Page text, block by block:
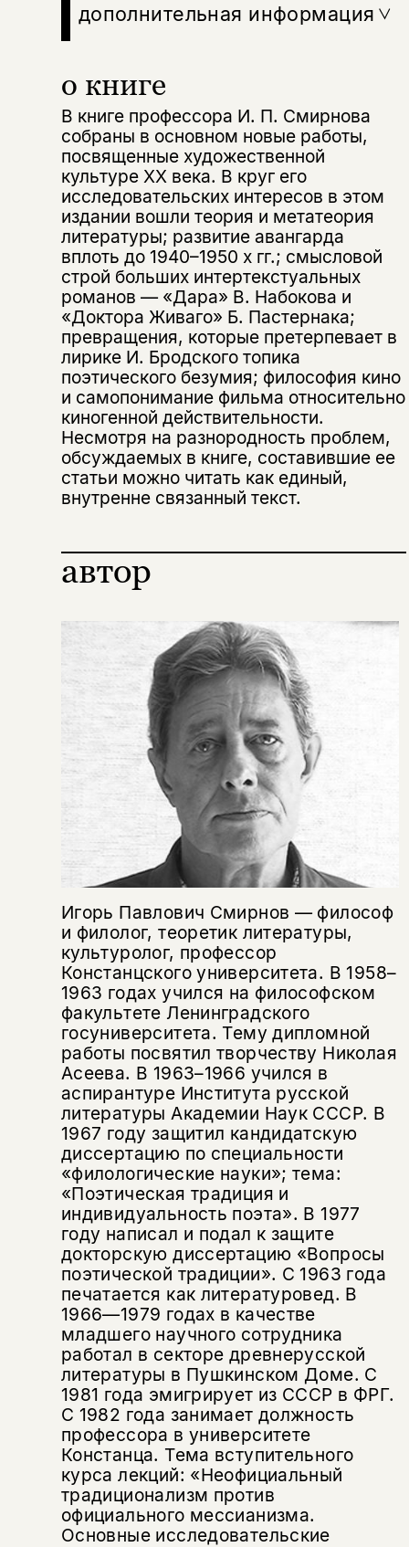
о книге
В книге профессора И. П. Смирнова
собраны в основном новые работы,
посвященные художественной
культуре ХХ века. В круг его
исследовательских интересов в этом
издании вошли теория и метатеория
литературы; развитие авангарда
вплоть до 1940–1950 х гг.; смысловой
строй больших интертекстуальных
романов — «Дара» В. Набокова и
«Доктора Живаго» Б. Пастернака;
превращения, которые претерпевает в
лирике И. Бродского топика
поэтического безумия; философия кино
и самопонимание фильма относительно
киногенной действительности.
Несмотря на разнородность проблем,
обсуждаемых в книге, составившие ее
статьи можно читать как единый,
внутренне связанный текст.
дополнительная информация
автор
Игорь Павлович Смирнов — философ
и филолог, теоретик литературы,
культуролог, профессор
Констанцского университета. В 1958–
1963 годах учился на философском
факультете Ленинградского
госуниверситета. Тему дипломной
работы посвятил творчеству Николая
Асеева. В 1963–1966 учился в
аспирантуре Института русской
литературы Академии Наук СССР. В
1967 году защитил кандидатскую
диссертацию по специальности
«филологические науки»; тема:
«Поэтическая традиция и
индивидуальность поэта». В 1977
году написал и подал к защите
докторскую диссертацию «Вопросы
поэтической традиции». С 1963 года
печатается как литературовед. В
1966—1979 годах в качестве
младшего научного сотрудника
работал в секторе древнерусской
литературы в Пушкинском Доме. С
1981 года эмигрирует из СССР в ФРГ.
С 1982 года занимает должность
профессора в университете
Констанца. Тема вступительного
курса лекций: «Неофициальный
традиционализм против
официального мессианизма.
Основные исследовательские
Подписка на рассылку
Раз в неделю мы отправляем рассылку
о книгах и событиях «НЛО».
За подписку дарим промокод на
скидку 15%
Я соглашаюсь сПолитикой конфиденциальности
Этой книги временно
нет в продаже.
Вы можете подписаться на
уведомления, и при поступлении книги
на склад получить письмо на указанный
электронный адрес.
Я соглашаюсь сПолитикой конфиденциальности
подписаться
Эта книга
не предназначена для
несовершеннолетних
Скажите, пожалуйста,
вам уже исполнилось 18 лет?